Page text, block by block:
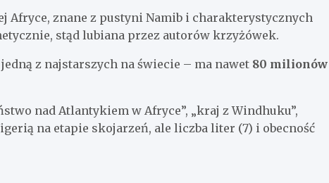
Afryce, znane z pustyni Namib i charakterystycznych
stąd lubiana przez autorów krzyżówek.
z najstarszych na świecie – ma nawet 80 milionów
nad Atlantykiem w Afryce”, „kraj z Windhuku”,
na etapie skojarzeń, ale liczba liter (7) i obecność